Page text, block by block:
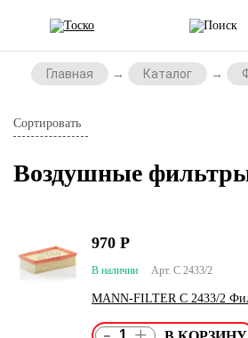
Главная Каталог
Сортировать
Воздушные
Арт. C 2433/2
В наличии
MANN-FILTER C 2433/2
970 Р